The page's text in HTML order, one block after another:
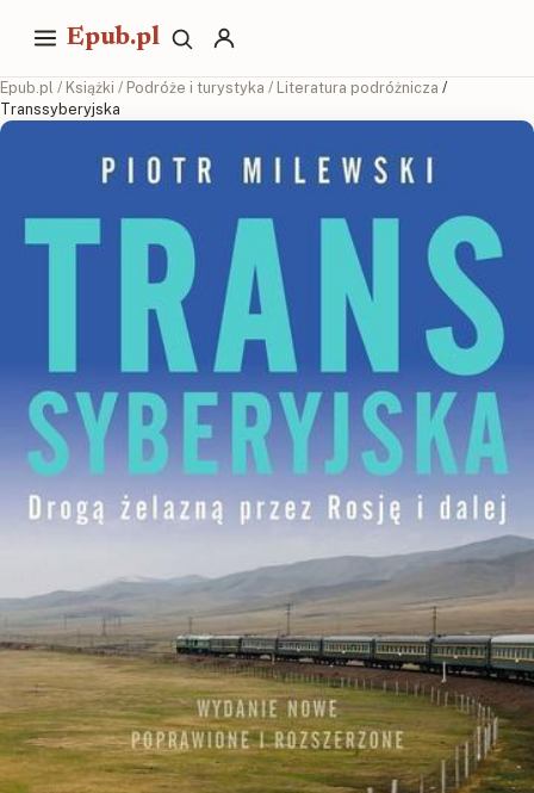
Epub.pl
Epub.pl / Książki / Podróże i turystyka / Literatura podróżnicza /
Transsyberyjska